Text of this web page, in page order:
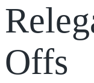
Offs